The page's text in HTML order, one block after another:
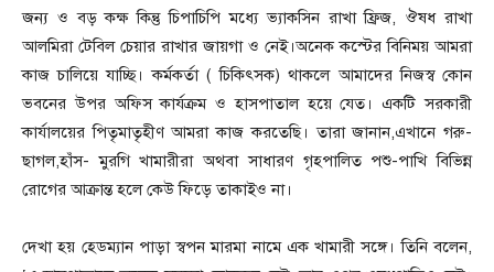
জন্য ও বড় কক্ষ কিন্তু চিপাচিপি মধ্যে ভ্যাকসিন রাখা ফ্রিজ, ঔষধ রাখা
আলমিরা টেবিল চেয়ার রাখার জায়গা ও নেই।অনেক কস্টের বিনিময় আমরা
কাজ চালিয়ে যাচ্ছি। কর্মকর্তা ( চিকিৎসক) থাকলে আমাদের নিজস্ব কোন
ভবনের উপর অফিস কার্যক্রম ও হাসপাতাল হয়ে যেত। একটি সরকারী
কার্যালয়ের পিতৃমাতৃহীণ আমরা কাজ করতেছি। তারা জানান,এখানে গরু-
ছাগল,হাঁস- মুরগি খামারীরা অথবা সাধারণ গৃহপালিত পশু-পাখি বিভিন্ন
রোগের আক্রান্ত হলে কেউ ফিড়ে তাকাইও না।
দেখা হয় হেডম্যান পাড়া স্বপন মারমা নামে এক খামারী সঙ্গে। তিনি বলেন,